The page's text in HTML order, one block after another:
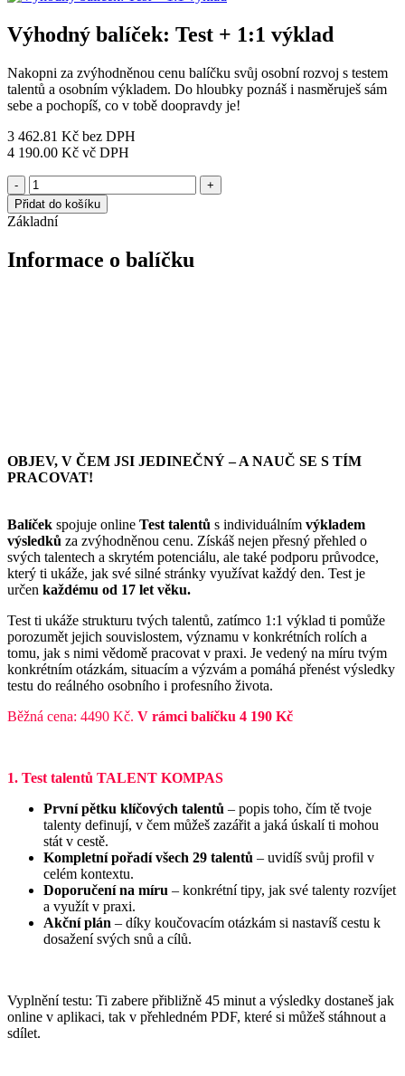
Výhodný balíček: Test + 1:1 výklad
Nakopni za zvýhodněnou cenu balíčku svůj osobní rozvoj s testem
talentů a osobním výkladem. Do hloubky poznáš i nasměruješ sám
sebe a pochopíš, co v tobě doopravdy je!
3 462.81 Kč bez DPH
4 190.00 Kč vč DPH
Výhodný
balíček:
Test
+
výklad
-
+
Přidat do košíku
Základní
Informace o balíčku
OBJEV, V ČEM JSI JEDINEČNÝ – A NAUČ SE S TÍM
PRACOVAT!
Balíček spojuje online Test talentů s individuálním výkladem
výsledků za zvýhodněnou cenu. Získáš nejen přesný přehled o
svých talentech a skrytém potenciálu, ale také podporu průvodce,
který ti ukáže, jak své silné stránky využívat každý den. Test je
určen každému od 17 let věku.
Test ti ukáže strukturu tvých talentů, zatímco 1:1 výklad ti pomůže
porozumět jejich souvislostem, významu v konkrétních rolích a
tomu, jak s nimi vědomě pracovat v praxi. Je vedený na míru tvým
konkrétním otázkám, situacím a výzvám a pomáhá přenést výsledky
testu do reálného osobního i profesního života.
Běžná cena: 4490 Kč. V rámci balíčku 4 190 Kč
1. Test talentů TALENT KOMPAS
První pětku klíčových talentů – popis toho, čím tě tvoje
talenty definují, v čem můžeš zazářit a jaká úskalí ti mohou
stát v cestě.
Kompletní pořadí všech 29 talentů – uvidíš svůj profil v
celém kontextu.
Doporučení na míru – konkrétní tipy, jak své talenty rozvíjet
a využít v praxi.
Akční plán – díky koučovacím otázkám si nastavíš cestu k
dosažení svých snů a cílů.
Vyplnění testu: Ti zabere přibližně 45 minut a výsledky dostaneš jak
online v aplikaci, tak v přehledném PDF, které si můžeš stáhnout a
sdílet.